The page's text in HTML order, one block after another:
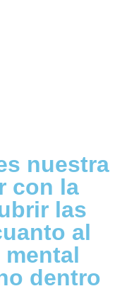
nuestra
con la
las
al
dentro